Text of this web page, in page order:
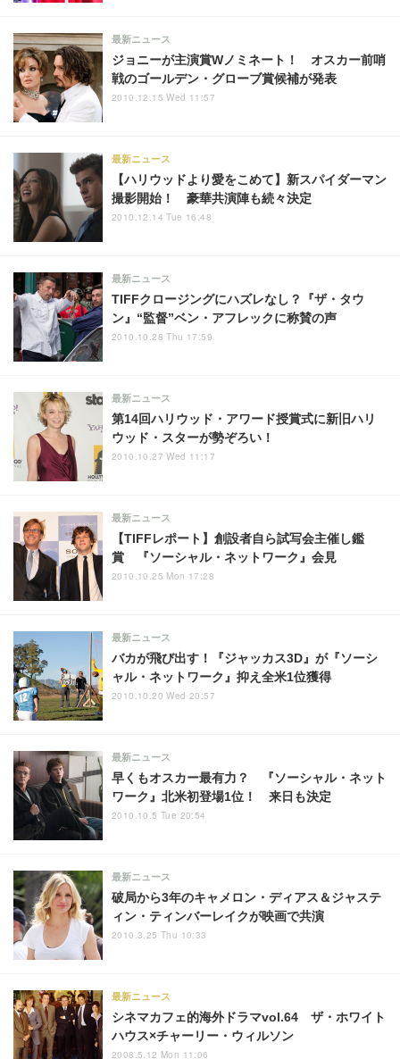
ジョニーが主演賞Wノミネート！ オスカー前哨
戦のゴールデン・グローブ賞候補が発表
最新ニュース
2010.12.15 Wed 11:57
【ハリウッドより愛をこめて】新スパイダーマン
撮影開始！ 豪華共演陣も続々決定
最新ニュース
2010.12.14 Tue 16:48
TIFFクロージングにハズレなし？『ザ・タウ
ン』“監督”ベン・アフレックに称賛の声
最新ニュース
2010.10.28 Thu 17:59
第14回ハリウッド・アワード授賞式に新旧ハリ
ウッド・スターが勢ぞろい！
最新ニュース
2010.10.27 Wed 11:17
【TIFFレポート】創設者自ら試写会主催し鑑
賞 『ソーシャル・ネットワーク』会見
最新ニュース
2010.10.25 Mon 17:28
バカが飛び出す！『ジャッカス3D』が『ソーシ
ャル・ネットワーク』抑え全米1位獲得
最新ニュース
2010.10.20 Wed 20:57
早くもオスカー最有力？ 『ソーシャル・ネット
ワーク』北米初登場1位！ 来日も決定
最新ニュース
2010.10.5 Tue 20:54
破局から3年のキャメロン・ディアス＆ジャステ
ィン・ティンバーレイクが映画で共演
最新ニュース
2010.3.25 Thu 10:33
シネマカフェ的海外ドラマvol.64 ザ・ホワイト
ハウス×チャーリー・ウィルソン
最新ニュース
2008.5.12 Mon 11:06